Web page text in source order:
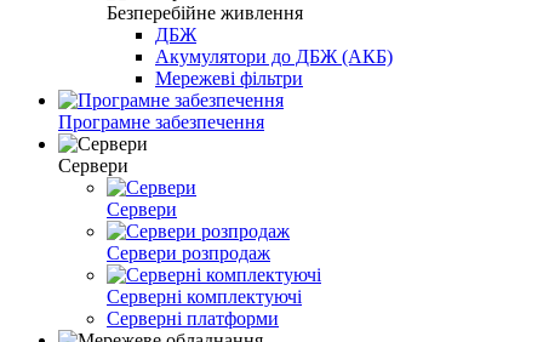
Безперебійне живлення
ДБЖ
Акумулятори до ДБЖ (АКБ)
Мережеві фільтри
Програмне забезпечення
Сервери
Сервери
Сервери розпродаж
Серверні комплектуючі
Серверні платформи